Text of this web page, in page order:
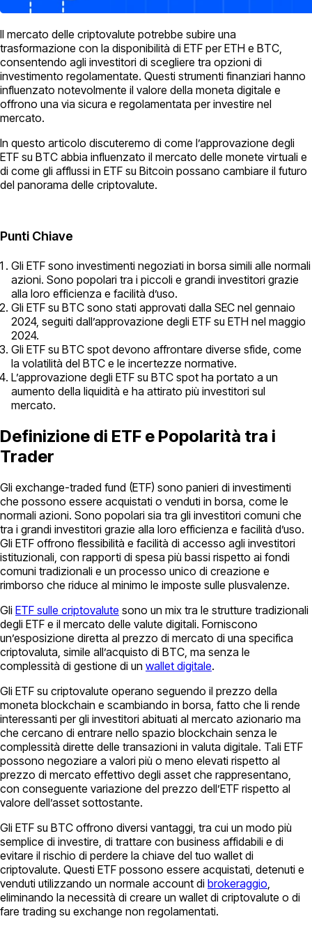
Il mercato delle criptovalute potrebbe subire una
trasformazione con la disponibilità di ETF per ETH e BTC,
consentendo agli investitori di scegliere tra opzioni di
investimento regolamentate. Questi strumenti finanziari hanno
influenzato notevolmente il valore della moneta digitale e
offrono una via sicura e regolamentata per investire nel
mercato.
In questo articolo discuteremo di come l’approvazione degli
ETF su BTC abbia influenzato il mercato delle monete virtuali e
di come gli afflussi in ETF su Bitcoin possano cambiare il futuro
del panorama delle criptovalute.
Punti Chiave
Gli ETF sono investimenti negoziati in borsa simili alle normali
azioni. Sono popolari tra i piccoli e grandi investitori grazie
alla loro efficienza e facilità d’uso.
Gli ETF su BTC sono stati approvati dalla SEC nel gennaio
2024, seguiti dall’approvazione degli ETF su ETH nel maggio
2024.
Gli ETF su BTC spot devono affrontare diverse sfide, come
la volatilità del BTC e le incertezze normative.
L’approvazione degli ETF su BTC spot ha portato a un
aumento della liquidità e ha attirato più investitori sul
mercato.
Definizione di ETF e Popolarità tra i
Trader
Gli exchange-traded fund (ETF) sono panieri di investimenti
che possono essere acquistati o venduti in borsa, come le
normali azioni. Sono popolari sia tra gli investitori comuni che
tra i grandi investitori grazie alla loro efficienza e facilità d’uso.
Gli ETF offrono flessibilità e facilità di accesso agli investitori
istituzionali, con rapporti di spesa più bassi rispetto ai fondi
comuni tradizionali e un processo unico di creazione e
rimborso che riduce al minimo le imposte sulle plusvalenze.
Gli ETF sulle criptovalute sono un mix tra le strutture tradizionali
degli ETF e il mercato delle valute digitali. Forniscono
un’esposizione diretta al prezzo di mercato di una specifica
criptovaluta, simile all’acquisto di BTC, ma senza le
complessità di gestione di un wallet digitale.
Gli ETF su criptovalute operano seguendo il prezzo della
moneta blockchain e scambiando in borsa, fatto che li rende
interessanti per gli investitori abituati al mercato azionario ma
che cercano di entrare nello spazio blockchain senza le
complessità dirette delle transazioni in valuta digitale. Tali ETF
possono negoziare a valori più o meno elevati rispetto al
prezzo di mercato effettivo degli asset che rappresentano,
con conseguente variazione del prezzo dell’ETF rispetto al
valore dell’asset sottostante.
Gli ETF su BTC offrono diversi vantaggi, tra cui un modo più
semplice di investire, di trattare con business affidabili e di
evitare il rischio di perdere la chiave del tuo wallet di
criptovalute. Questi ETF possono essere acquistati, detenuti e
venduti utilizzando un normale account di brokeraggio
eliminando la necessità di creare un wallet di criptovalute o di
fare trading su exchange non regolamentati.